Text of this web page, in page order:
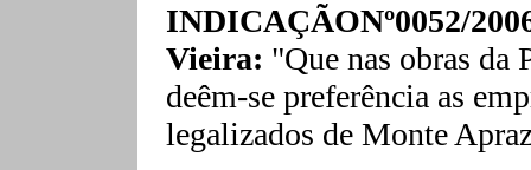
INDICAÇÃONº0052/
Vieira: "Que nas obras da
deêm-se preferência as
legalizados de Monte